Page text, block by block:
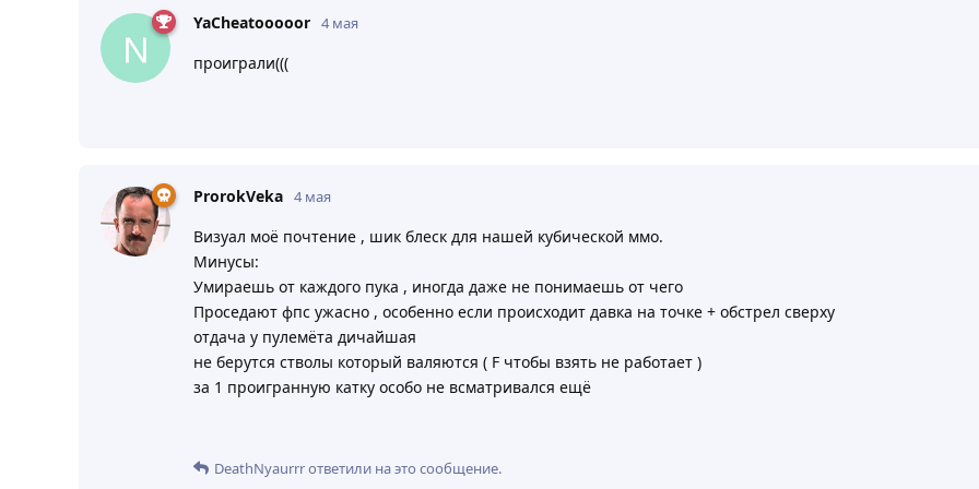
YaCheatooooor 4 мая
проиграли(((
ProrokVeka 4 мая
Визуал моё почтение , шик блеск для нашей кубической ммо.
Минусы:
Умираешь от каждого пука , иногда даже не понимаешь от чего
Проседают фпс ужасно , особенно если происходит давка на точке + обстрел сверху
отдача у пулемёта дичайшая
не берутся стволы который валяются ( F чтобы взять не работает )
за 1 проигранную катку особо не всматривался ещё
DeathNyaurrrответили на это сообщение.